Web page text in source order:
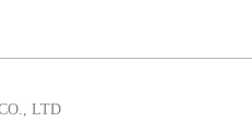
LTD